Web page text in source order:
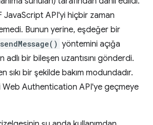
JavaScript API'yi hiçbir zaman
Bunun yerine, eşdeğer bir
yöntemini açığa
bir bileşen uzantısını gönderdi.
sıkı bir şekilde bakım modundadır.
Web Authentication API'ye geçmeye